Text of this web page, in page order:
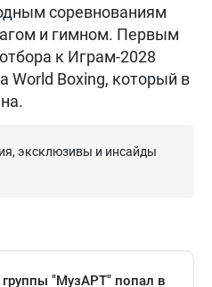
соревнованиям
и гимном. Первым
к Играм-2028
World Boxing, который в
эксклюзивы и инсайды